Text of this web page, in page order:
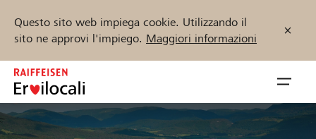
Questo sito web impiega cookie. Utilizzando il
sito ne approvi l'impiego. Maggiori informazioni
Zum
Inhalt
springen
öffnen